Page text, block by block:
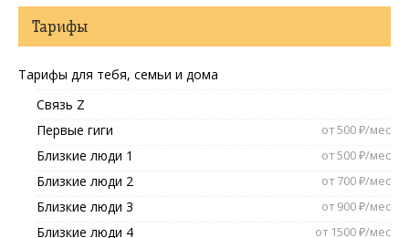
Тарифы
Тарифы для тебя, семьи и дома
Связь Z
Первые гиги
от 500 ₽/мес
Близкие люди 1 от 500 ₽/мес
Близкие люди 2 от 700 ₽/мес
Близкие люди 3 от 900 ₽/мес
Близкие люди 4 от 1500 ₽/мес